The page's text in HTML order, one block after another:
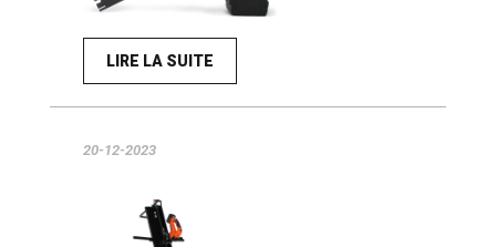
LIRE LA SUITE
20-12-2023